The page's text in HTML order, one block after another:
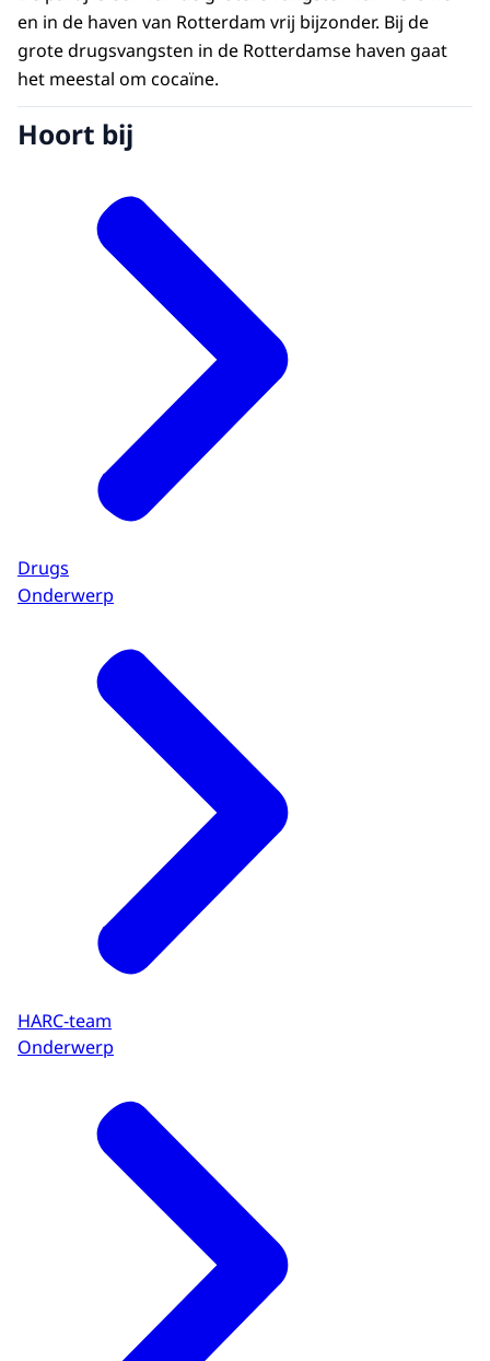
en in de haven van Rotterdam vrij bijzonder. Bij de
grote drugsvangsten in de Rotterdamse haven gaat
het meestal om cocaïne.
Hoort bij
Drugs
Onderwerp
HARC-team
Onderwerp